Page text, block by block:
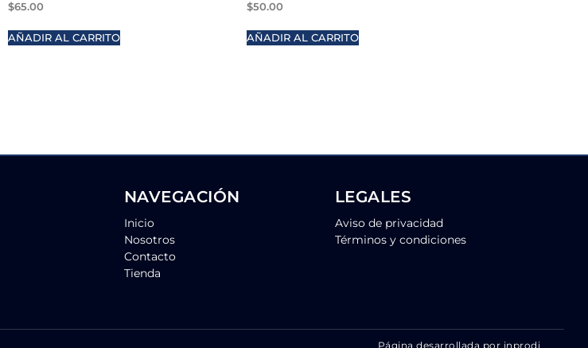
$65.00
AÑADIR AL CARRITO
$50.00
AÑADIR AL CARRITO
NAVEGACIÓN
Inicio
Nosotros
Contacto
Tienda
LEGALES
Aviso de privacidad
Términos y condiciones
Página desarrollada por inprodi